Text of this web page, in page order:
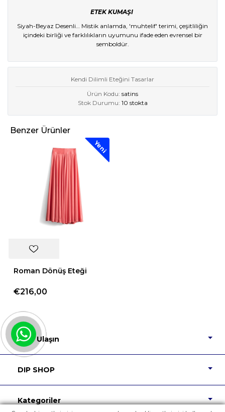
ETEK KUMAŞI
Siyah-Beyaz Desenli… Mistik anlamda, 'muhtelif' terimi, çeşitliliğin
içindeki birliği ve farklılıkların uyumunu ifade eden evrensel bir
semboldür.
Kendi Dilimli Eteğini Tasarlar
Ürün Kodu: satins
Stok Durumu: 10 stokta
Benzer Ürünler
Yeni
Roman Dönüş Eteği
€216,00
Bize Ulaşın
DIP SHOP
Kategoriler